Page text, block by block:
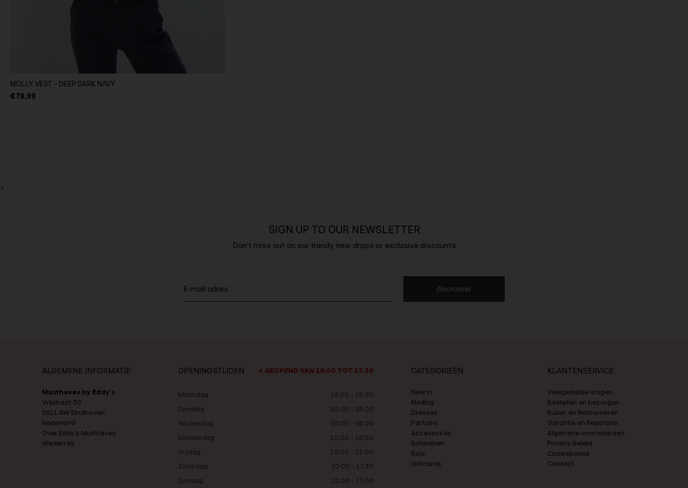
MOLLY VEST - DEEP DARK NAVY
€79,99
>
SIGN UP TO OUR NEWSLETTER
Don't miss out on our trendy new drops or exclusive discounts
Abonneer
ALGEMENE INFORMATIE
Musthaves by Eddy's
Vrijstraat 30
5611 AW Eindhoven
Nederland
Over Eddy's Musthaves
Werken bij
OPENINGSTIJDEN GEOPEND VAN 10:00 TOT 17:30
Maandag
12:00 - 18:00
Dinsdag
10:00 - 18:00
Woensdag
10:00 - 18:00
Donderdag
10:00 - 18:00
Vrijdag
10:00 - 21:00
Zaterdag
10:00 - 17:30
Zondag
12:00 - 17:00
CATEGORIEËN
New in
Kleding
Dresses
Parfums
Accessoires
Schoenen
Sale
Giftcards
KLANTENSERVICE
Veelgestelde vragen
Bestellen en bezorgen
Ruilen en Retourneren
Garantie en Reparatie
Algemene voorwaarden
Privacy Beleid
Cookiebeleid
Contact